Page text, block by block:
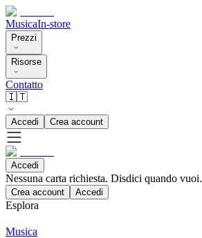
MusicaIn-store
Prezzi
Risorse
Contatto
🇮🇹
Accedi Crea account
Accedi
Nessuna carta richiesta. Disdici quando vuoi.
Crea account Accedi
Esplora
Musica